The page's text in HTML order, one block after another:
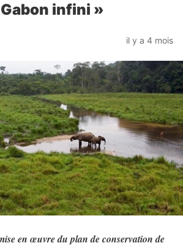
infini »
il y a 4 mois
en œuvre du plan de conservation de